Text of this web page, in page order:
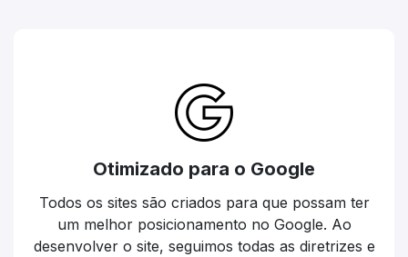
Otimizado para o Google
Todos os sites são criados para que possam ter
um melhor posicionamento no Google. Ao
desenvolver o site, seguimos todas as diretrizes e